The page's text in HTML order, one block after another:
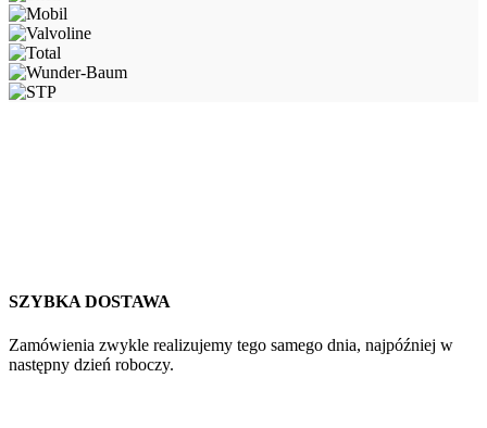
SZYBKA DOSTAWA
Zamówienia zwykle realizujemy tego samego dnia, najpóźniej w
następny dzień roboczy.